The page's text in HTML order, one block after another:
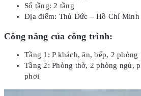
Số tầng: 2 tầng
Địa điểm: Thủ Đức – Hồ Chí Minh
Công năng của công trình:
Tầng 1: P khách, ăn, bếp, 2 phòng
Tầng 2: Phòng thờ, 2 phòng ngủ,
phơi